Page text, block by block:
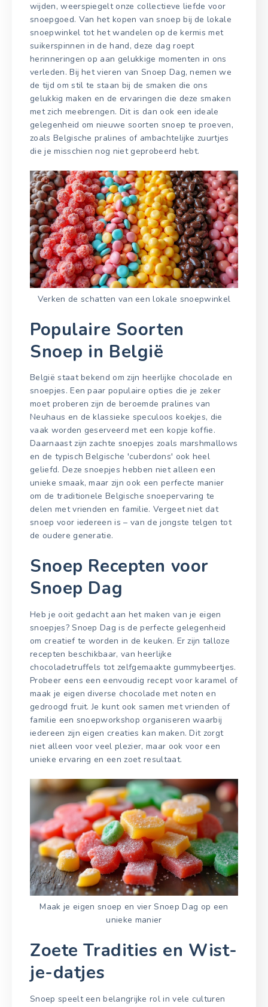
wijden, weerspiegelt onze collectieve liefde voor
snoepgoed. Van het kopen van snoep bij de lokale
snoepwinkel tot het wandelen op de kermis met
suikerspinnen in de hand, deze dag roept
herinneringen op aan gelukkige momenten in ons
verleden. Bij het vieren van Snoep Dag, nemen we
de tijd om stil te staan bij de smaken die ons
gelukkig maken en de ervaringen die deze smaken
met zich meebrengen. Dit is dan ook een ideale
gelegenheid om nieuwe soorten snoep te proeven,
zoals Belgische pralines of ambachtelijke zuurtjes
die je misschien nog niet geprobeerd hebt.
Verken de schatten van een lokale snoepwinkel
Populaire Soorten
Snoep in België
België staat bekend om zijn heerlijke chocolade en
snoepjes. Een paar populaire opties die je zeker
moet proberen zijn de beroemde pralines van
Neuhaus en de klassieke speculoos koekjes, die
vaak worden geserveerd met een kopje koffie.
Daarnaast zijn zachte snoepjes zoals marshmallows
en de typisch Belgische 'cuberdons' ook heel
geliefd. Deze snoepjes hebben niet alleen een
unieke smaak, maar zijn ook een perfecte manier
om de traditionele Belgische snoepervaring te
delen met vrienden en familie. Vergeet niet dat
snoep voor iedereen is – van de jongste telgen tot
de oudere generatie.
Snoep Recepten voor
Snoep Dag
Heb je ooit gedacht aan het maken van je eigen
snoepjes? Snoep Dag is de perfecte gelegenheid
om creatief te worden in de keuken. Er zijn talloze
recepten beschikbaar, van heerlijke
chocoladetruffels tot zelfgemaakte gummybeertjes.
Probeer eens een eenvoudig recept voor karamel of
maak je eigen diverse chocolade met noten en
gedroogd fruit. Je kunt ook samen met vrienden of
familie een snoepworkshop organiseren waarbij
iedereen zijn eigen creaties kan maken. Dit zorgt
niet alleen voor veel plezier, maar ook voor een
unieke ervaring en een zoet resultaat.
Maak je eigen snoep en vier Snoep Dag op een
unieke manier
Zoete Tradities en Wist-
je-datjes
Snoep speelt een belangrijke rol in vele culturen